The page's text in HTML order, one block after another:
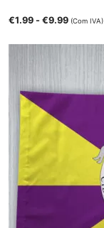
€1.99 -€9.99 (Com IVA)